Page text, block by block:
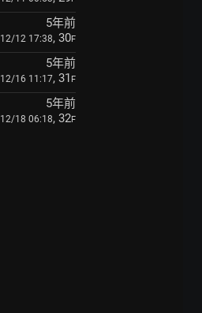
5年前
12/12 17:38, 30F
5年前
12/16 11:17, 31 F
5年前
12/18 06:18, 32F